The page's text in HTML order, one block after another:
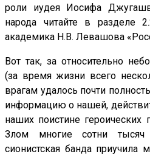
роли иудея Иосифа
народа читайте в разделе
академика Н.В. Левашова
Вот так, за относительно
(за время жизни всего
врагам удалось почти
информацию о нашей,
наших поистине героических
Злом многие сотни
сионистская банда приучила